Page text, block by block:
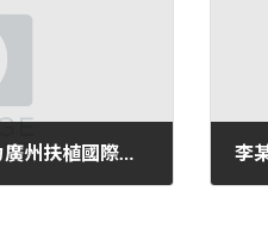
新華全媒＋丨高空航展助力廣州扶植國際首個載人飛翔貿易化運查包養心得營城市_中國網